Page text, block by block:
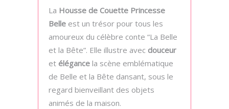
La Housse de Couette Princesse
Belle est un trésor pour tous les
amoureux du célèbre conte “La Belle
et la Bête”. Elle illustre avec douceur
et élégance la scène emblématique
de Belle et la Bête dansant, sous le
regard bienveillant des objets
animés de la maison.